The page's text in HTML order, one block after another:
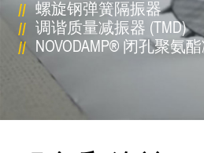
螺旋钢弹簧隔振器
调谐质量减振器 (TMD)
NOVODAMP® 闭孔聚氨